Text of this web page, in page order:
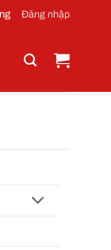
Đăng nhập